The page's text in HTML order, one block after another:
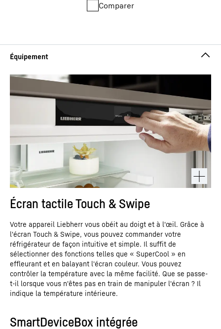
Comparer
Écran tactile Touch & Swipe
Votre appareil Liebherr vous obéit au doigt et à l'œil. Grâce à
l'écran Touch & Swipe, vous pouvez commander votre
réfrigérateur de façon intuitive et simple. Il suffit de
sélectionner des fonctions telles que « SuperCool » en
effleurant et en balayant l'écran couleur. Vous pouvez
contrôler la température avec la même facilité. Que se passe-
t-il lorsque vous n'êtes pas en train de manipuler l'écran ? Il
indique la température intérieure.
SmartDeviceBox intégrée